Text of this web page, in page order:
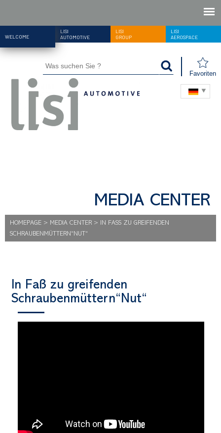
WELCOME
LISI
AUTOMOTIVE
LISI
GROUP
LISI
AEROSPACE
Favoriten
MEDIA CENTER
HOMEPAGE > MEDIA CENTER > IN FASS ZU GREIFENDEN S
CHRAUBENMÜTTERN“NUT“
In Faß zu greifenden
Schraubenmüttern“Nut“